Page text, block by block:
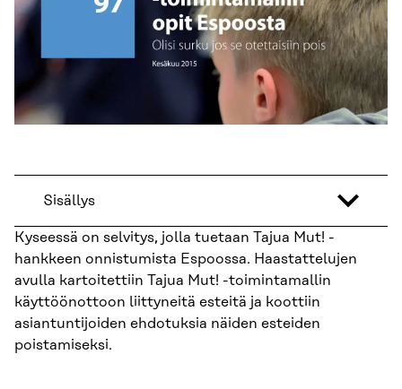
Sisällys
Kyseessä on selvitys, jolla tuetaan Tajua Mut! -
hankkeen onnistumista Espoossa. Haastattelujen
avulla kartoitettiin Tajua Mut! -toimintamallin
käyttöönottoon liittyneitä esteitä ja koottiin
asiantuntijoiden ehdotuksia näiden esteiden
poistamiseksi.